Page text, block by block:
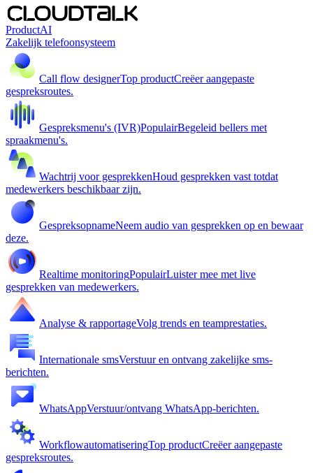
ProductAI
Zakelijk telefoonsysteem
Call flow designerTop productCreëer aangepaste
gespreksroutes.
Gespreksmenu's (IVR)PopulairBegeleid bellers met
spraakmenu's.
Wachtrij voor gesprekkenHoud gesprekken vast totdat
medewerkers beschikbaar zijn.
GespreksopnameNeem audio van gesprekken op en bewaar
deze.
Realtime monitoringPopulairLuister mee met live
gesprekken van medewerkers.
Analyse & rapportageVolg trends en teamprestaties.
Internationale smsVerstuur en ontvang zakelijke sms-
berichten.
WhatsAppVerstuur/ontvang WhatsApp-berichten.
WorkflowautomatiseringTop productCreëer aangepaste
gespreksroutes.